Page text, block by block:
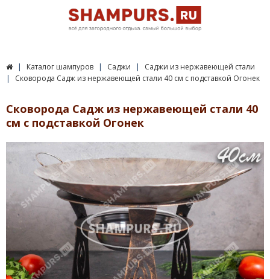
Каталог шампуров Саджи
Саджи из нержавеющей стали
Сковорода Садж из нержавеющей стали 40 см с подставкой Огонек
Сковорода Садж из нержавеющей стали 40
см с подставкой Огонек